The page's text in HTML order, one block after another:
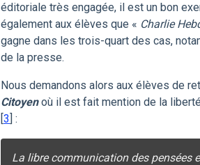
éditoriale très engagée, il est un bon
également aux élèves que « Charlie
gagne dans les trois-quart des cas,
de la presse.
Nous demandons alors aux élèves de
Citoyen où il est fait mention de la
[3] :
La libre communication des pensées